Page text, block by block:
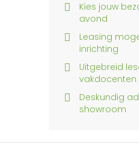
Kies jouw
avond
Leasing
inrichting
Uitgebreid
vakdocenten
Deskundig
showroom